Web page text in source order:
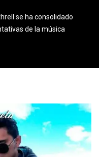
se ha consolidado
de la música